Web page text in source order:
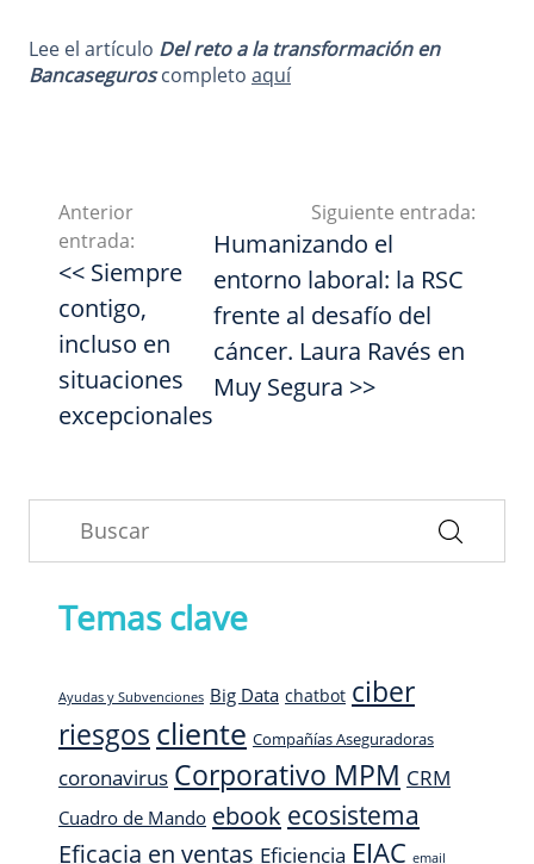
Lee el artículo Del reto a la transformación en
Bancaseguros completo aquí
Anterior
entrada:
<< Siempre
contigo,
incluso en
situaciones
excepcionales
Siguiente entrada:
Humanizando el
entorno laboral: la RSC
frente al desafío del
cáncer. Laura Ravés en
Muy Segura >>
Temas clave
Ayudas y Subvenciones Big Data chatbot ciber
riesgos cliente Compañías Aseguradoras
coronavirus Corporativo MPM CRM
Cuadro de Mando ebook ecosistema
Eficacia en ventas Eficiencia EIAC email